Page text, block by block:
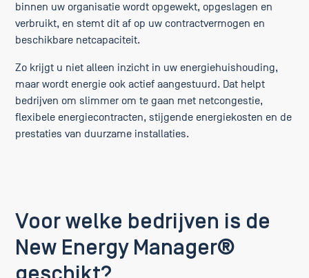
binnen uw organisatie wordt opgewekt, opgeslagen en
verbruikt, en stemt dit af op uw contractvermogen en
beschikbare netcapaciteit.
Zo krijgt u niet alleen inzicht in uw energiehuishouding,
maar wordt energie ook actief aangestuurd. Dat helpt
bedrijven om slimmer om te gaan met netcongestie,
flexibele energiecontracten, stijgende energiekosten en de
prestaties van duurzame installaties.
Voor welke bedrijven is de
New Energy Manager®